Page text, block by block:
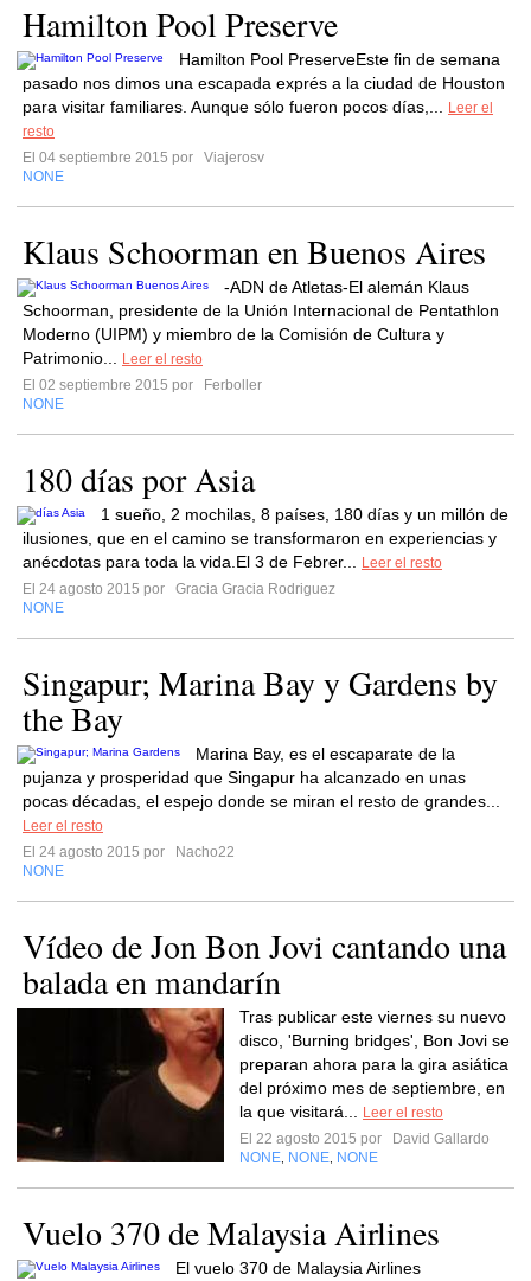
Hamilton Pool Preserve
Hamilton Pool PreserveEste fin de semana
pasado nos dimos una escapada exprés a la ciudad de Houston
para visitar familiares. Aunque sólo fueron pocos días,...
Leer el
resto
El 04 septiembre 2015 por
Viajerosv
NONE
Klaus Schoorman en Buenos Aires
-ADN de Atletas-El alemán Klaus
Schoorman, presidente de la Unión Internacional de Pentathlon
Moderno (UIPM) y miembro de la Comisión de Cultura y
Patrimonio...
Leer el resto
El 02 septiembre 2015 por
Ferboller
NONE
180 días por Asia
1 sueño, 2 mochilas, 8 países, 180 días y un millón de
ilusiones, que en el camino se transformaron en experiencias y
anécdotas para toda la vida.El 3 de Febrer...
Leer el resto
El 24 agosto 2015 por
Gracia Gracia Rodriguez
NONE
Singapur; Marina Bay y Gardens by
the Bay
Marina Bay, es el escaparate de la
pujanza y prosperidad que Singapur ha alcanzado en unas
pocas décadas, el espejo donde se miran el resto de grandes...
Leer el resto
El 24 agosto 2015 por
Nacho22
NONE
Vídeo de Jon Bon Jovi cantando una
balada en mandarín
Tras publicar este viernes su nuevo
disco, 'Burning bridges', Bon Jovi se
preparan ahora para la gira asiática
del próximo mes de septiembre, en
la que visitará...
Leer el resto
El 22 agosto 2015 por
David Gallardo
NONE NONE NONE
Vuelo 370 de Malaysia Airlines
El vuelo 370 de Malaysia Airlines